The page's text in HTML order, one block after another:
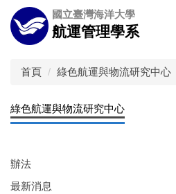
跳
到
主
區
國立臺灣海洋大學
航運管理學系
首頁 綠色航運與物流研究中心
綠色航運與物流研究中心
辦法
最新消息